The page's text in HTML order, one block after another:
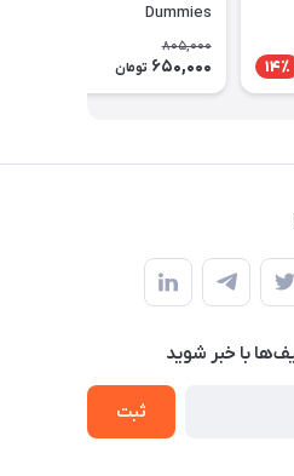
14٪
Dummies
805,000
650,000 تومان
با‌ خبر شوید
ثبت